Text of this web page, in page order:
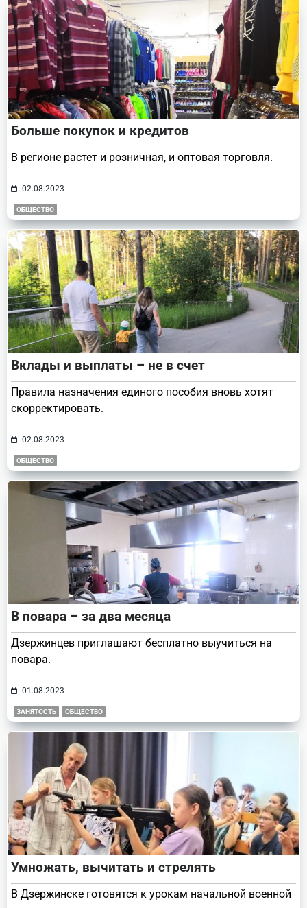
Больше покупок и кредитов
В регионе растет и розничная, и оптовая торговля.
02.08.2023
ОБЩЕСТВО
Вклады и выплаты – не в счет
Правила назначения единого пособия вновь хотят
скорректировать.
02.08.2023
ОБЩЕСТВО
В повара – за два месяца
Дзержинцев приглашают бесплатно выучиться на
повара.
01.08.2023
ЗАНЯТОСТЬ ОБЩЕСТВО
Умножать, вычитать и стрелять
В Дзержинске готовятся к урокам начальной военной